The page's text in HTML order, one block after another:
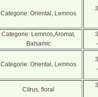
Categorie: Oriental, Lemnos
Categorie: Lemnos,Aromat,
Balsamic
Categorie: Oriental, Lemnos
Citrus, floral